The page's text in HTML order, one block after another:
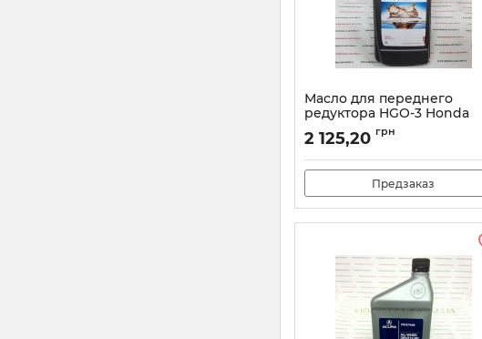
Масло для переднего
редуктора HGO-3 Honda
08294-99901HE
Артикул: 0829499901HE
2 125,20 грн
Предзаказ